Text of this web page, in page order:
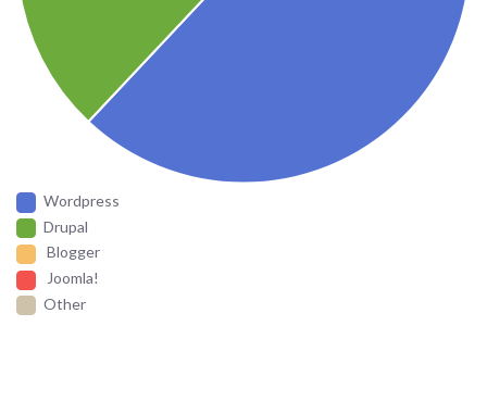
Wordpress
Drupal
Blogger
Joomla!
Other